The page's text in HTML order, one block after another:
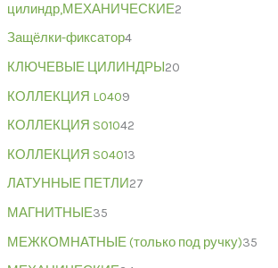
цилиндр,МЕХАНИЧЕСКИЕ2
Защёлки-фиксатор4
КЛЮЧЕВЫЕ ЦИЛИНДРЫ 20
КОЛЛЕКЦИЯ L0409
КОЛЛЕКЦИЯ S01042
КОЛЛЕКЦИЯ S04013
ЛАТУННЫЕ ПЕТЛИ27
МАГНИТНЫЕ35
МЕЖКОМНАТНЫЕ (только под ручку)35